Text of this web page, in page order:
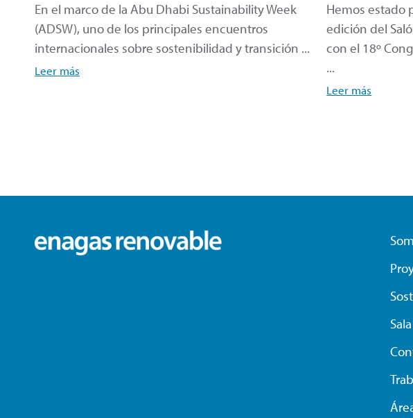
En el marco de la Abu Dhabi Sustainability Week
(ADSW), uno de los principales encuentros
internacionales sobre sostenibilidad y transición ...
Leer más
Hemos estado
edición del
con el 18º
...
Leer más